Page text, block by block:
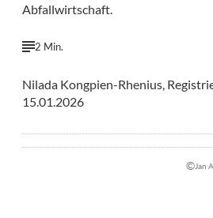
Abfallwirtschaft.
2 Min.
Nilada Kongpien-Rhenius,
15.01.2026
©Jan